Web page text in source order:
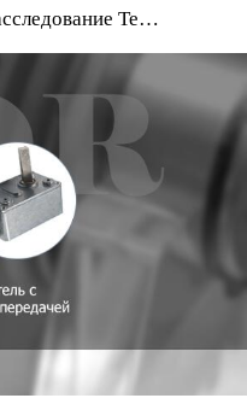
Расследование Тележка